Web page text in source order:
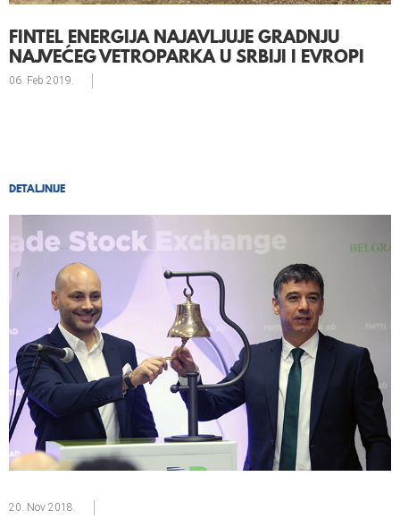
FINTEL ENERGIJA NAJAVLJUJE GRADNJU
NAJVEĆEG VETROPARKA U SRBIJI I EVROPI
06. Feb 2019.
DETALJNIJE
20. Nov 2018.